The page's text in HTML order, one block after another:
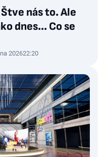
nás to. Ale
dnes... Co se
202622:20